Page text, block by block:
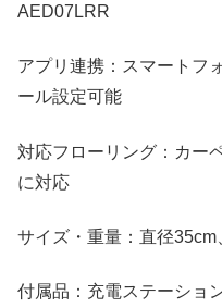
AED07LRR
アプリ連携：スマートフ
ール設定可能
対応フローリング：カー
に対応
サイズ・重量：直径
付属品：充電ステーショ